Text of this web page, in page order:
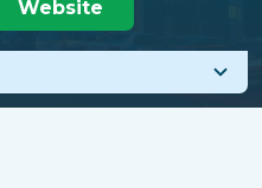
Website